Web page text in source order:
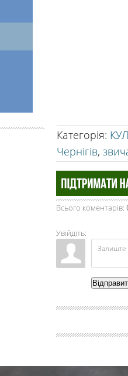
Категорія:
Чернігів,
Всього коментарів:
Увійдіть: